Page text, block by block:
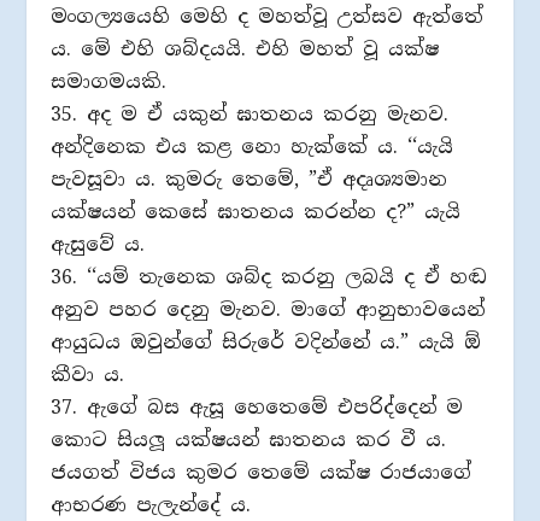
මංගල්‍යයෙහි මෙහි ද මහත්වූ උත්සව ඇත්තේ
ය. මේ එහි ශබ්දයයි. එහි මහත් වූ යක්ෂ
සමාගමයකි.
35. අද ම ඒ යකුන් ඝාතනය කරනු මැනව.
අන්දිනෙක එය කළ නො හැක්කේ ය. ‘‘යැයි
පැවසූවා ය. කුමරු තෙමේ, ”ඒ අදෘශ්‍යමාන
යක්ෂයන් කෙසේ ඝාතනය කරන්න ද?” යැයි
ඇසුවේ ය.
36. ‘‘යම් තැනෙක ශබ්ද කරනු ලබයි ද ඒ හඬ
අනුව පහර දෙනු මැනව. මාගේ ආනුභාවයෙන්
ආයුධය ඔවුන්ගේ සිරුරේ වදින්නේ ය.” යැයි ඕ
කීවා ය.
37. ඇගේ බස ඇසූ හෙතෙමේ එපරිද්දෙන් ම
කොට සියලූ යක්ෂයන් ඝාතනය කර වී ය.
ජයගත් විජය කුමර තෙමේ යක්ෂ රාජයාගේ
ආභරණ පැලැන්දේ ය.